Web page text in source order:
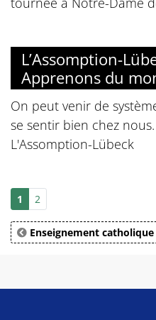
L’Assomption-
Apprenons du
On peut venir de
se sentir bien chez
L'Assomption-Lübeck
1 2
Enseignement catholique